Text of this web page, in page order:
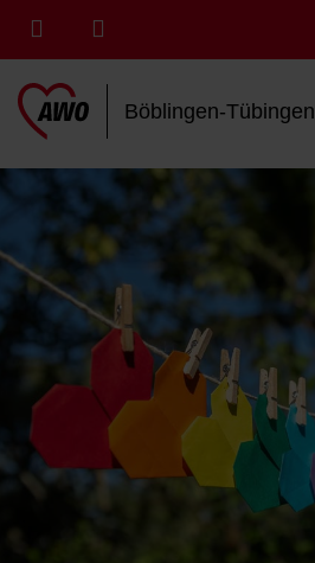
Böblingen-Tübingen